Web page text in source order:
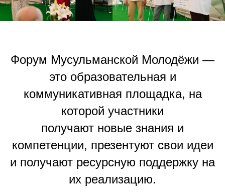
Форум Мусульманской Молодёжи —
это образовательная и
коммуникативная площадка, на
которой участники
получают новые знания и
компетенции, презентуют свои идеи
и получают ресурсную поддержку на
их реализацию.